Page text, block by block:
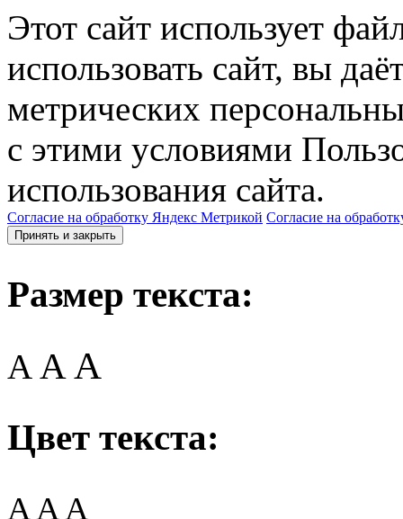
Этот сайт использует
использовать сайт, вы
метрических
с этими условиями
использования сайта.
Согласие на обработку Яндекс Метрикой Согласие на
Принять и закрыть
Размер текста:
A AA
Цвет текста:
AAA